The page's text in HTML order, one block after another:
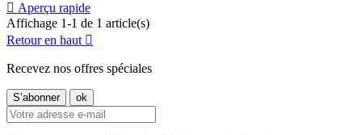
 Aperçu rapide
Affichage 1-1 de 1 article(s)
Retour en haut 
Recevez nos offres spéciales